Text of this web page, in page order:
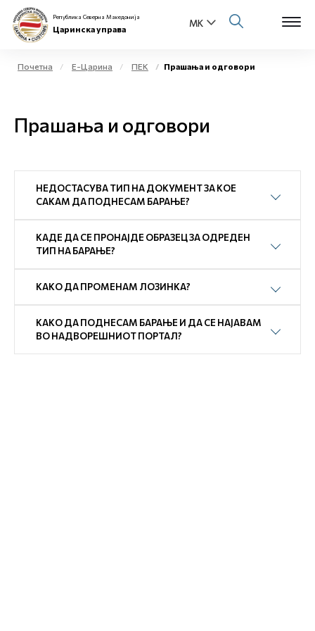
Физички лица
Бизнис заедница
Open
Е-Царина
Медиа центар
Република Северна Македонија
Царинска управа
Почетна Е-Царина ПЕК Прашања и одговори
Прашања и одговори
НЕДОСТАСУВА ТИП НА ДОКУМЕНТ ЗА КОЕ
САКАМ ДА ПОДНЕСАМ БАРАЊЕ?
КАДЕ ДА СЕ ПРОНАЈДЕ ОБРАЗЕЦ ЗА ОДРЕДЕН
ТИП НА БАРАЊЕ?
КАКО ДА ПРОМЕНАМ ЛОЗИНКА?
КАКО ДА ПОДНЕСАМ БАРАЊЕ И ДА СЕ НАЈАВАМ
ВО НАДВОРЕШНИОТ ПОРТАЛ?